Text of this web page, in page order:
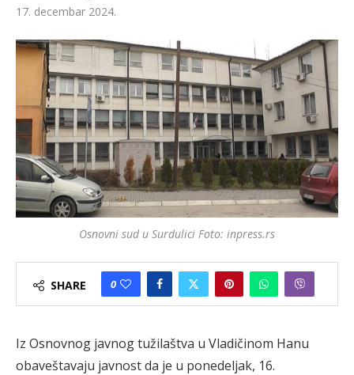
17. decembar 2024.
Osnovni sud u Surdulici Foto: inpress.rs
SHARE 0
Iz Osnovnog javnog tužilaštva u Vladičinom Hanu
obaveštavaju javnost da je u ponedeljak, 16.